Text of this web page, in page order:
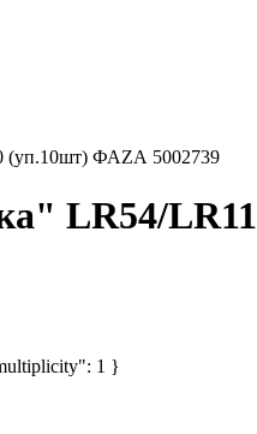
(уп.10шт) ФАZА 5002739
LR54/
1 }